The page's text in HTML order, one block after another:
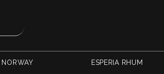
ESPERIA RHUM